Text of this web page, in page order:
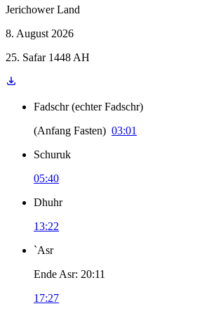
Jerichower Land
8. August 2026
25. Safar 1448 AH
Fadschr (echter Fadschr)
(Anfang Fasten) 03:01
Schuruk
05:40
Dhuhr
13:22
`Asr
Ende Asr: 20:11
17:27